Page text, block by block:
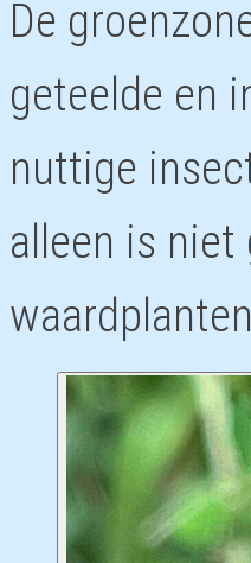
De
geteelde en
nuttige
alleen is